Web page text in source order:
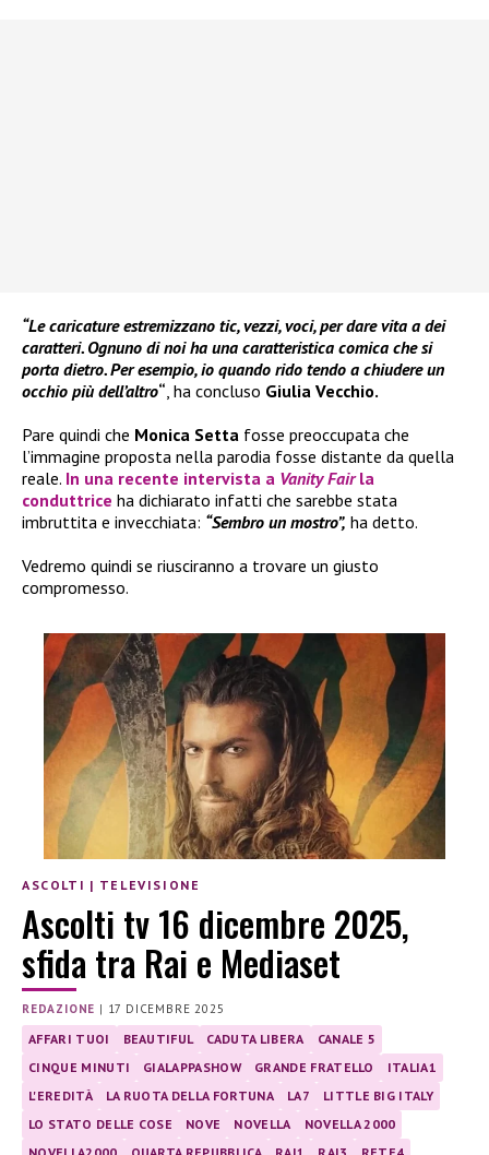
“Le caricature estremizzano tic, vezzi, voci, per dare vita a dei
caratteri. Ognuno di noi ha una caratteristica comica che si
porta dietro. Per esempio, io quando rido tendo a chiudere un
occhio più dell’altro“, ha concluso Giulia Vecchio.
Pare quindi che Monica Setta fosse preoccupata che
l’immagine proposta nella parodia fosse distante da quella
reale. In una recente intervista a Vanity Fairla
conduttrice ha dichiarato infatti che sarebbe stata
imbruttita e invecchiata: “Sembro un mostro”, ha detto.
Vedremo quindi se riusciranno a trovare un giusto
compromesso.
ASCOLTI | TELEVISIONE
Ascolti tv 16 dicembre 2025,
sfida tra Rai e Mediaset
REDAZIONE | 17 DICEMBRE 2025
AFFARI TUOI BEAUTIFUL CADUTA LIBERA
CANALE 5
CINQUE MINUTI
GIALAPPASHOW GRANDE FRATELLO
ITALIA1
L'EREDITÀ
LA RUOTA DELLA FORTUNA LA7
LITTLE BIG ITALY
LO STATO DELLE COSE
NOVE NOVELLA
NOVELLA 2000